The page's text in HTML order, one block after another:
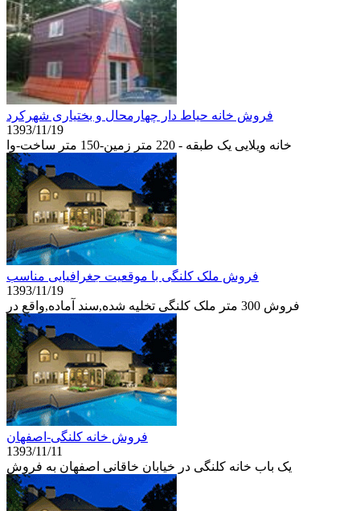
فروش خانه حیاط دار چهارمحال و بختیاری شهرکرد
1393/11/19
خانه ویلایی یک طبقه - 220 متر زمین-150 متر ساخت-وا
فروش ملک کلنگى با موقعیت جغرافیایى مناسب
1393/11/19
فروش 300 متر ملک کلنگى تخلیه شده,سند آماده,واقع در
فروش خانه کلنگی-اصفهان
1393/11/11
یک باب خانه کلنگی در خیابان خاقانی اصفهان به فروش